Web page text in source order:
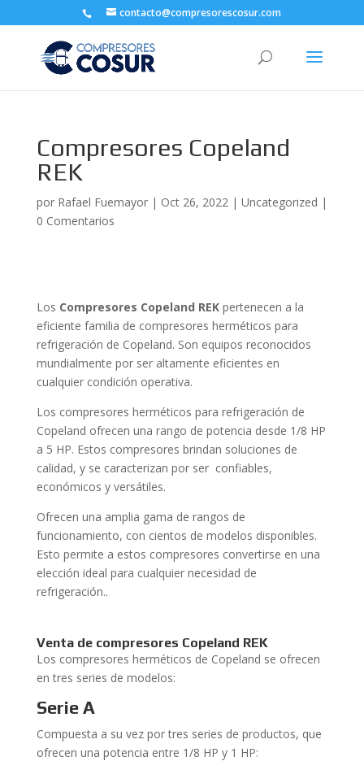
contacto@compresorescosur.com
Compresores Copeland
REK
por Rafael Fuemayor| Oct 26, 2022| Uncategorized |
0 Comentarios
Los Compresores Copeland REK pertenecen a la
eficiente familia de compresores herméticos para
refrigeración de Copeland. Son equipos reconocidos
mundialmente por ser altamente eficientes en
cualquier condición operativa.
Los compresores herméticos para refrigeración de
Copeland ofrecen una rango de potencia desde 1/8 HP
a 5 HP. Estos compresores brindan soluciones de
calidad, y se caracterizan por ser confiables,
económicos y versátiles.
Ofrecen una amplia gama de rangos de
funcionamiento, con cientos de modelos disponibles.
Esto permite a estos compresores convertirse en una
elección ideal para cualquier necesidad de
refrigeración..
Ventade compresores Copeland REK
Los compresores herméticos de Copeland se ofrecen
en tres series de modelos:
Serie A
Compuesta a su vez por tres series de productos, que
ofrecen una potencia entre 1/8 HP y 1 HP: